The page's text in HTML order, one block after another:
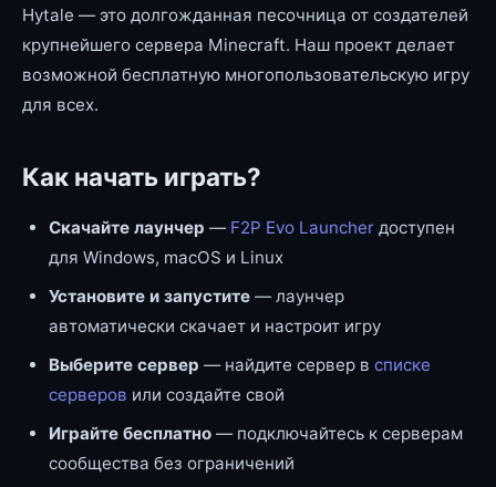
Hytale — это долгожданная песочница от создателей
крупнейшего сервера Minecraft. Наш проект делает
возможной бесплатную многопользовательскую игру
для всех.
Как начать играть?
Скачайте лаунчер — F2P Evo Launcher доступен
для Windows, macOS и Linux
Установите и запустите — лаунчер
автоматически скачает и настроит игру
Выберите сервер — найдите сервер в списке
серверов или создайте свой
Играйте бесплатно — подключайтесь к серверам
сообщества без ограничений